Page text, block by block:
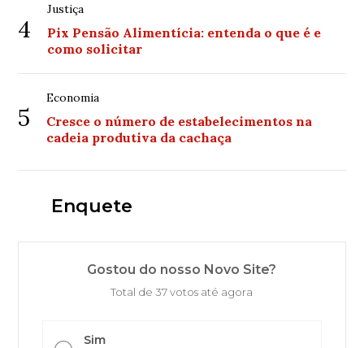
4
Justiça
Pix Pensão Alimentícia: entenda o que é e
como solicitar
5
Economia
Cresce o número de estabelecimentos na
cadeia produtiva da cachaça
Enquete
Gostou do nosso Novo Site?
Total de 37 votos até agora
Sim